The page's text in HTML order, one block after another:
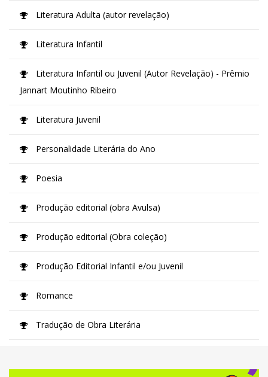
Literatura Adulta (autor revelação)
Literatura Infantil
Literatura Infantil ou Juvenil (Autor Revelação) - Prêmio
Jannart Moutinho Ribeiro
Literatura Juvenil
Personalidade Literária do Ano
Poesia
Produção editorial (obra Avulsa)
Produção editorial (Obra coleção)
Produção Editorial Infantil e/ou Juvenil
Romance
Tradução de Obra Literária